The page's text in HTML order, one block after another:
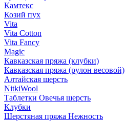
Камтекс
Козий пух
Vita
Vita Cotton
Vita Fancy
Magic
Кавказская пряжа (клубки)
Кавказская пряжа (рулон весовой)
Алтайская шерсть
NitkiWool
Таблетки Овечья шерсть
Клубки
Шерстяная пряжа Нежность